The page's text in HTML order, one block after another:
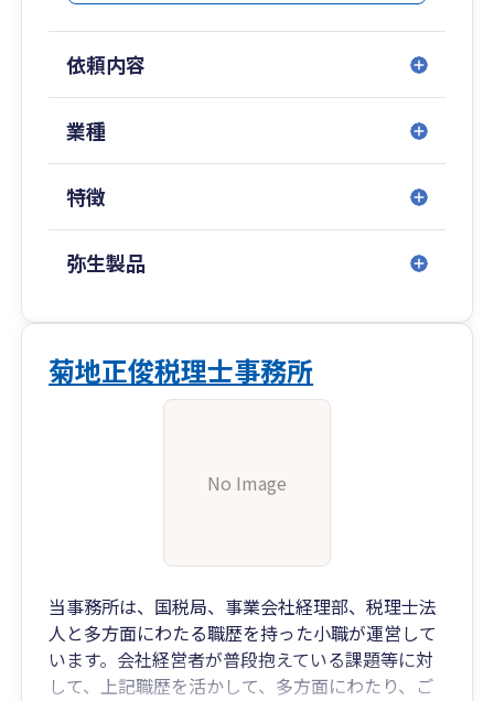
依頼内容
業種
特徴
弥生製品
菊地正俊税理士事務所
No Image
当事務所は、国税局、事業会社経理部、税理士法
人と多方面にわたる職歴を持った小職が運営して
います。会社経営者が普段抱えている課題等に対
して、上記職歴を活かして、多方面にわたり、ご